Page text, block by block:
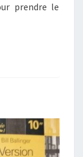
prendre le